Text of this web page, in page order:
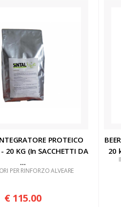
PROTEICO
20 KG (In SACCHETTI DA
...
PER RINFORZO ALVEARE
€ 115.00
20